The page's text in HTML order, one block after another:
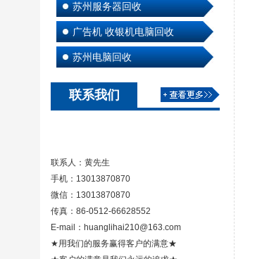
苏州服务器回收
广告机 收银机电脑回收
苏州电脑回收
联系我们
联系人：黄先生
手机：13013870870
微信：13013870870
传真：86-0512-66628552
E-mail：huanglihai210@163.com
★用我们的服务赢得客户的满意★